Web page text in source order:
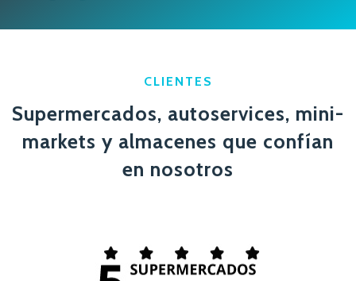
CLIENTES
Supermercados, autoservices, mini-
markets y almacenes que confían
en nosotros